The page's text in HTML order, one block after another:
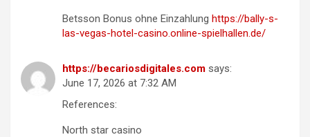
Betsson Bonus ohne Einzahlung https://bally-s-
las-vegas-hotel-casino.online-spielhallen.de/
https://becariosdigitales.com says:
June 17, 2026 at 7:32 AM
References:
North star casino